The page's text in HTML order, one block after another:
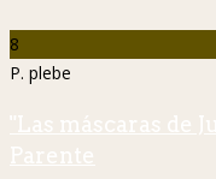
8
P. plebe
"Las máscaras de
Parente